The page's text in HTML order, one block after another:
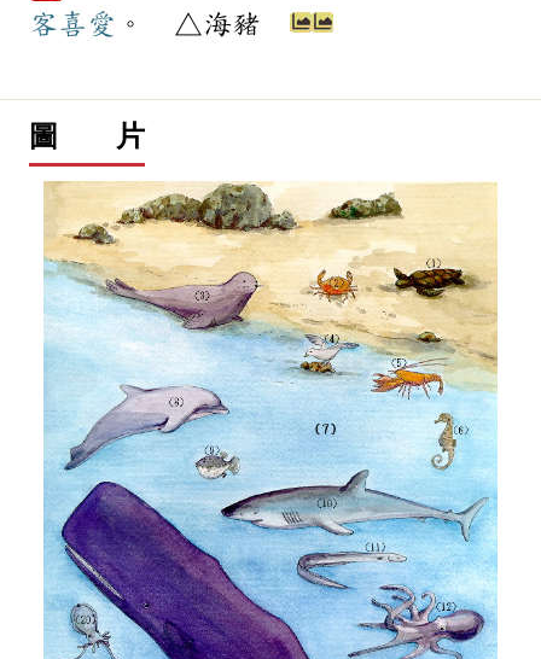
客喜愛 。 △海豬
圖 片